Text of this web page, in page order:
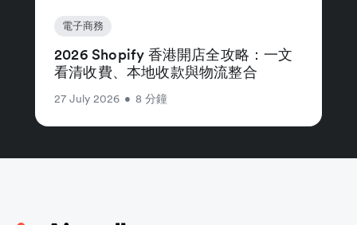
電子商務
2026 Shopify 香港開店全攻略：一文
看清收費、本地收款與物流整合
27 July 2026 • 8 分鐘